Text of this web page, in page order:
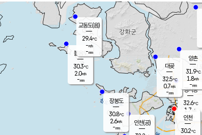
볼음도
30.3℃
2.0m/s
-mm
장봉도
30.8℃
2.6m/s
-mm
경서동
32.6℃
1.7 m/s
-mm
대곶
32.5℃
0.7m/s
-mm
양촌
31.9℃
1.8m/s
-mm
인천(공)
교동도(음)
29.4℃
-m/s
-mm
인천
30.2℃